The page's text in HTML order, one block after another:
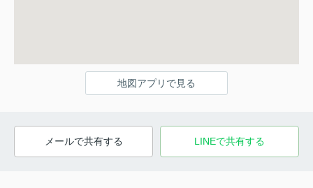
地図アプリで見る
メールで共有する LINEで共有する